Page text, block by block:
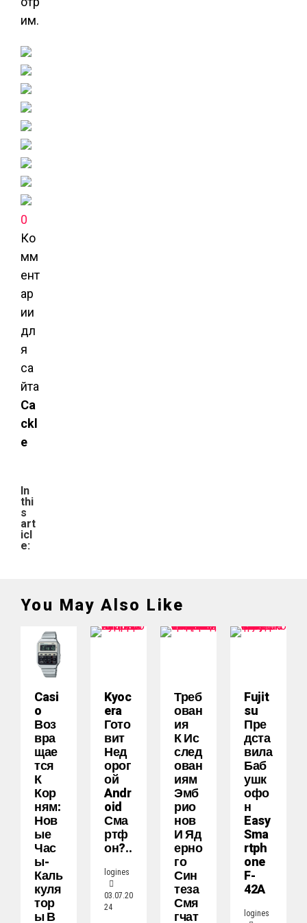
им.
0
Ко
мм
ент
ар
ии
дл
я
са
йта
Ca
ckl
e
In
thi
s
art
icl
e:
You May Also Like
Casi
O
Воз
Вра
Щае
Тся
К
Кор
Ням:
Нов
Ые
Час
Ы-
Каль
Куля
Тор
Ы В
Kyoc
Era
Гото
Вит
Нед
Орог
Ой
Andr
Oid
Сма
Ртф
Он?..
logines
03.07.20
24
Треб
Ован
Ия
К Ис
След
Ован
Иям
Эмб
Рио
Нов
И Яд
Ерно
Го
Син
Теза
Смя
Гчат
Fujit
Su
Пре
Дста
Вила
Баб
Ушк
Офо
Н
Easy
Sma
Rtph
One
F-
42A
logines